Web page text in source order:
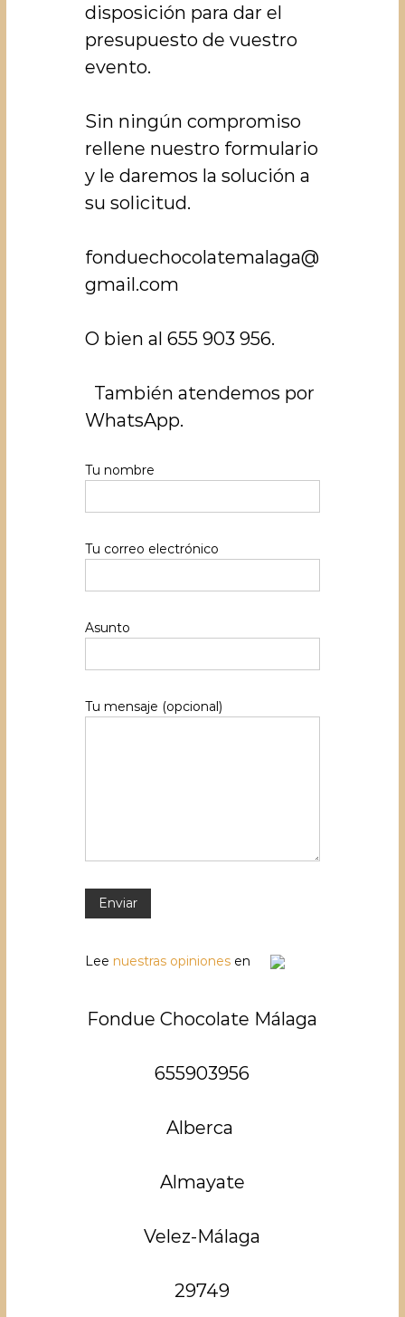
disposición para dar el
presupuesto de vuestro
evento.
Sin ningún compromiso
rellene nuestro formulario
y le daremos la solución a
su solicitud.
fonduechocolatemalaga@
gmail.com
O bien al 655 903 956.
También atendemos por
WhatsApp.
Tu nombre
Tu correo electrónico
Asunto
Tu mensaje (opcional)
Lee nuestras opiniones en
Fondue Chocolate Málaga
655903956
Alberca
Almayate
Velez-Málaga
29749